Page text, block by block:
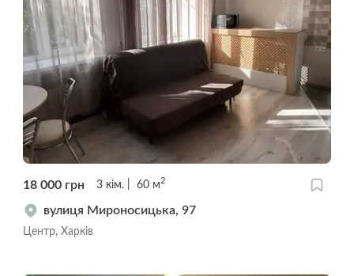
18 000 грн 3 кім. 60 м2
вулиця Мироносицька, 97
Центр, Харків